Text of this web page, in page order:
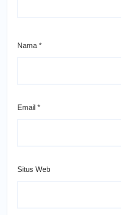
Nama *
Email *
Situs Web